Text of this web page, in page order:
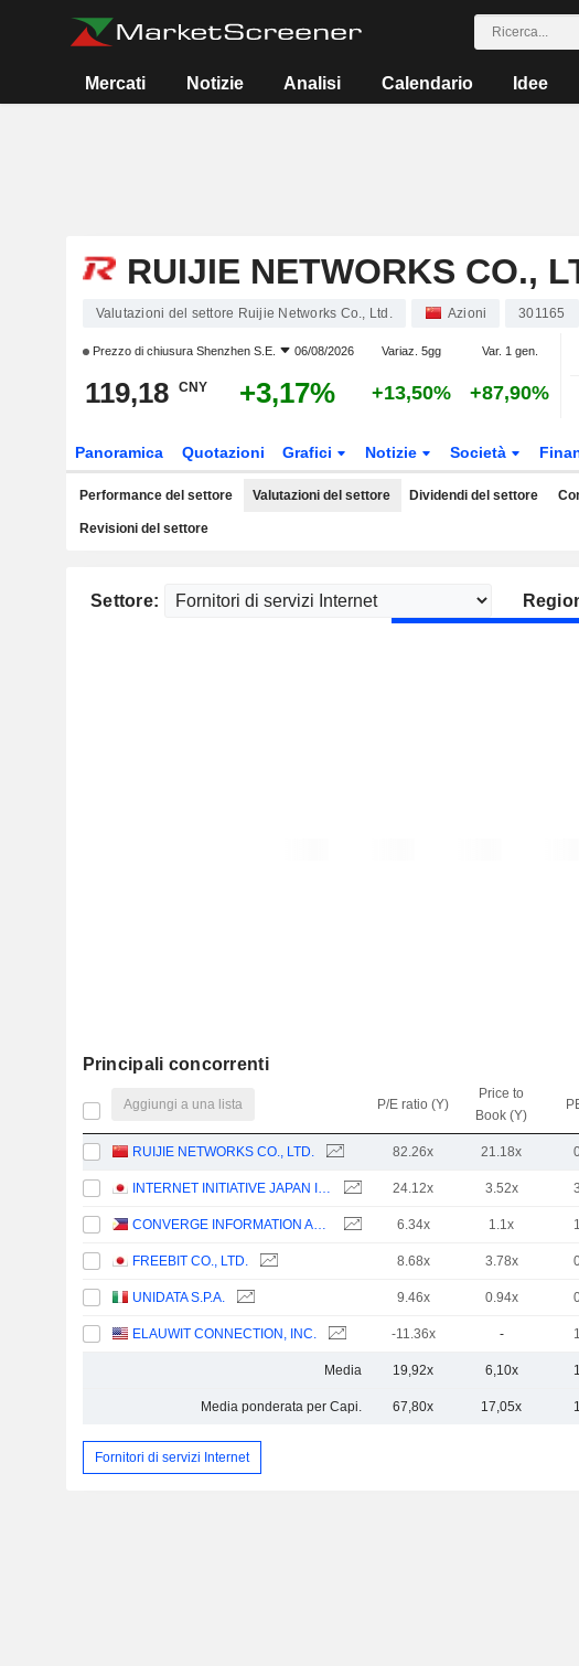
Mercati Notizie Analisi Calendario Idee
RUIJIE NETWORKS CO.,
Valutazioni del settore Ruijie Networks Co., Ltd. Azioni 301165
Prezzo di chiusura Shenzhen S.E. 06/08/2026 Variaz. 5gg Var. 1 gen.
119,18 CNY +3,17% +13,50% +87,90%
Panoramica Quotazioni Grafici Notizie Società
Performance del settore Valutazioni del settore Dividendi del settore
Revisioni del settore
Settore:
Principali concorrenti
Aggiungi a una lista P/E ratio (Y)
Price to
Book (Y)
RUIJIE NETWORKS CO., LTD. 82.26x 21.18x
INTERNET INITIATIVE JAPAN INC. 24.12x 3.52x
CONVERGE INFORMATION AND COMMUNICATIONS TECHNOLOGY SOLUTIONS, INC. 6.34x 1.1x
FREEBIT CO., LTD. 8.68x 3.78x
UNIDATA S.P.A. 9.46x 0.94x
ELAUWIT CONNECTION, INC. -11.36x -
Media 19,92x 6,10x
Media ponderata per Capi. 67,80x 17,05x
Fornitori di servizi Internet